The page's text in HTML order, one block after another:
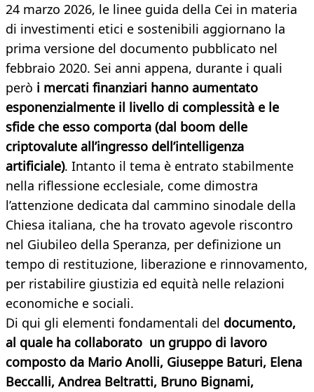
24 marzo 2026, le linee guida della Cei in materia
di investimenti etici e sostenibili aggiornano la
prima versione del documento pubblicato nel
febbraio 2020. Sei anni appena, durante i quali
però i mercati finanziari hanno aumentato
esponenzialmente il livello di complessità e le
sfide che esso comporta (dal boom delle
criptovalute all’ingresso dell’intelligenza
artificiale). Intanto il tema è entrato stabilmente
nella riflessione ecclesiale, come dimostra
l’attenzione dedicata dal cammino sinodale della
Chiesa italiana, che ha trovato agevole riscontro
nel Giubileo della Speranza, per definizione un
tempo di restituzione, liberazione e rinnovamento,
per ristabilire giustizia ed equità nelle relazioni
economiche e sociali.
Di qui gli elementi fondamentali del documento,
al quale ha collaborato un gruppo di lavoro
composto da Mario Anolli, Giuseppe Baturi, Elena
Beccalli, Andrea Beltratti, Bruno Bignami,